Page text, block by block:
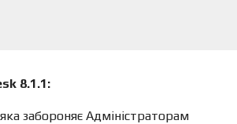
8.1.1:
забороняє Адміністраторам